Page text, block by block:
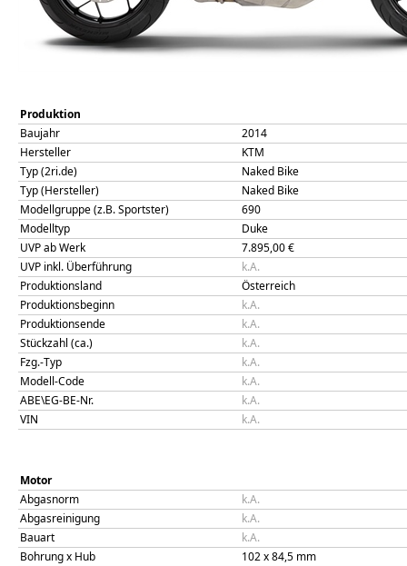
Produktion
Baujahr
2014
Hersteller
KTM
Typ (2ri.de)
Naked Bike
Typ (Hersteller)
Naked Bike
Modellgruppe (z.B. Sportster)
690
Modelltyp
Duke
UVP ab Werk
7.895,00€
UVP inkl. Überführung
k.A.
Produktionsland
Österreich
Produktionsbeginn
k.A.
Produktionsende
k.A.
Stückzahl (ca.)
k.A.
Fzg.-Typ
k.A.
Modell-Code
k.A.
ABE\EG-BE-Nr.
k.A.
VIN
k.A.
Motor
Abgasnorm
k.A.
Abgasreinigung
k.A.
Bauart
k.A.
Bohrung x Hub
102x84,5 mm